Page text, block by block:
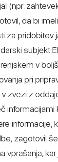
(npr.
da bi
za pridobitev
subjekt
v
pri
zvezi z
informacijami
informacije,
zagotovil
vprašanja,